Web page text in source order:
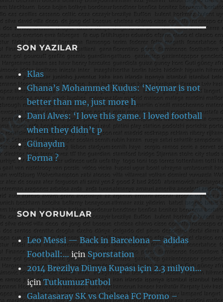
SON YAZILAR
Klas
Ghana’s Mohammed Kudus: ‘Neymar is not
better than me, just more h
Dani Alves: ‘I love this game. I loved football
when they didn’t p
Günaydın
Forma ?
SON YORUMLAR
Leo Messi — Back in Barcelona — adidas
Football:…içinSporstation
2014 Brezilya Dünya Kupası için 2.3 milyon…
içinTutkumuzFutbol
Galatasaray SK vs Chelsea FC Promo –